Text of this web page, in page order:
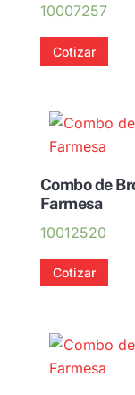
10007257
Cotizar
Combo de
Farmesa
10012520
Cotizar